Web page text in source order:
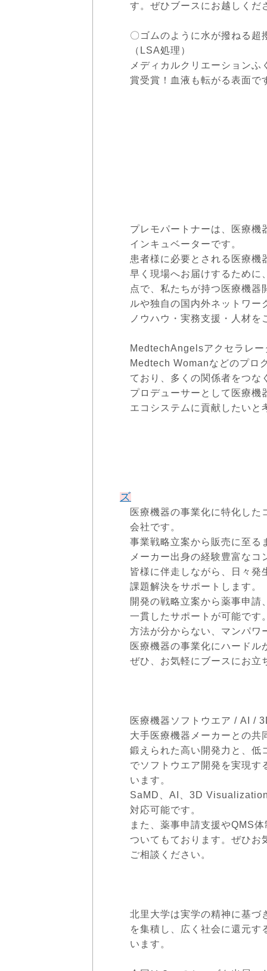
す。ぜひブースにお越しくだ
〇ゴムのように水が撥ねる超
（LSA処理）
メディカルクリエーションふ
賞受賞！血液も転がる表面で
プレモパートナーは、医療機
インキュベーターです。
患者様に必要とされる医療機
早く現場へお届けするために
点で、私たちが持つ医療機器
ルや独自の国内外ネットワー
ノウハウ・実務支援・人材を
MedtechAngelsアクセラレー
Medtech Womanなどのプロ
ており、多くの関係者をつな
プロデューサーとして医療機
エコシステムに貢献したいと
ズ
医療機器の事業化に特化した
会社です。
事業戦略立案から販売に至る
メーカー出身の経験豊富なコ
皆様に伴走しながら、日々発
課題解決をサポートします。
開発の戦略立案から薬事申請
一貫したサポートが可能です
方法が分からない、マンパワ
医療機器の事業化にハードル
ぜひ、お気軽にブースにお立
医療機器ソフトウエア / AI /
大手医療機器メーカーとの共
鍛えられた高い開発力と、低
でソフトウエア開発を実現す
います。
SaMD、AI、3D
対応可能です。
また、薬事申請支援やQMS体
ついてもております。ぜひお
ご相談ください。
北里大学は実学の精神に基づ
を集積し、広く社会に還元す
います。